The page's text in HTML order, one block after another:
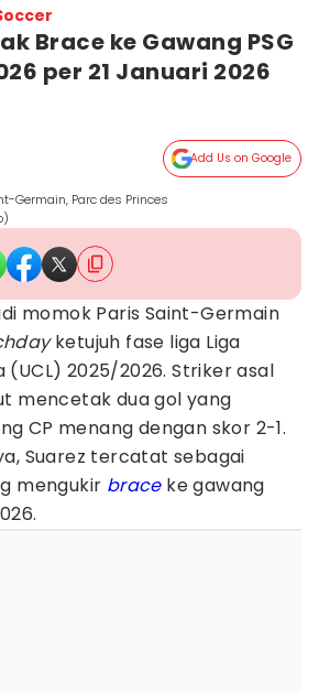
Brace ke Gawang PSG
per 21 Januari 2026
Add Us on Google
Germain, Parc des Princes
momok Paris Saint-Germain
ketujuh fase liga Liga
(UCL) 2025/2026. Striker asal
mencetak dua gol yang
CP menang dengan skor 2-1.
Suarez tercatat sebagai
mengukir braceke gawang